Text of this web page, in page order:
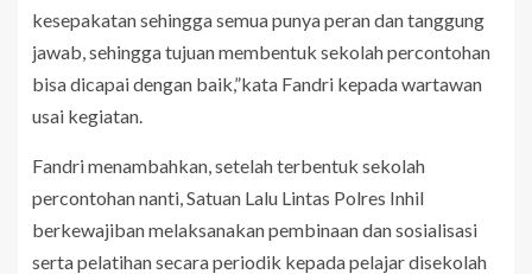
kesepakatan sehingga semua punya peran dan tanggung
jawab, sehingga tujuan membentuk sekolah percontohan
bisa dicapai dengan baik,”kata Fandri kepada wartawan
usai kegiatan.
Fandri menambahkan, setelah terbentuk sekolah
percontohan nanti, Satuan Lalu Lintas Polres Inhil
berkewajiban melaksanakan pembinaan dan sosialisasi
serta pelatihan secara periodik kepada pelajar disekolah